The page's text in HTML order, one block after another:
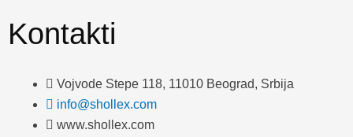
e
b
o
k
t
u
e
k
e
i
n
r
a
m
Kontakti
Vojvode Stepe 118, 11010 Beograd, Srbija
info@shollex.com
www.shollex.com